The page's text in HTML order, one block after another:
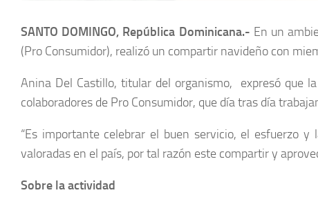
SANTO DOMINGO, República Dominicana.- En un
(Pro Consumidor), realizó un compartir navideño con
Anina Del Castillo, titular del organismo, expresó que
colaboradores de Pro Consumidor, que día tras día
“Es importante celebrar el buen servicio, el esfuerzo
valoradas en el país, por tal razón este compartir y
Sobre la actividad